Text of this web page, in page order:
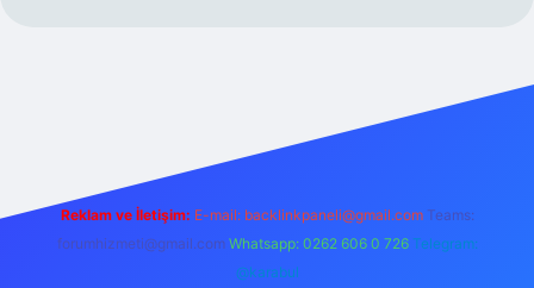
Reklam ve İletişim: E-mail: backlinkpaneli@gmail.com Teams:
forumhizmeti@gmail.com Whatsapp: 0262 606 0 726 Telegram:
@karabul